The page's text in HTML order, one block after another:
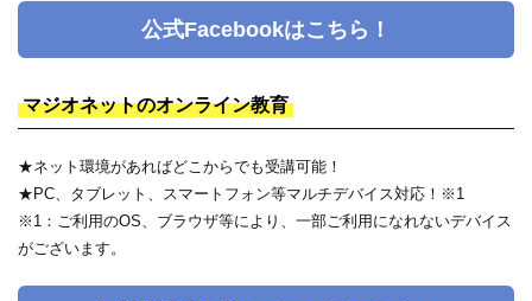
公式Facebookはこちら！
マジオネットのオンライン教育
★ネット環境があればどこからでも受講可能！
★PC、タブレット、スマートフォン等マルチデバイス対応！※1
※1：ご利用のOS、ブラウザ等により、一部ご利用になれないデバイス
がございます。